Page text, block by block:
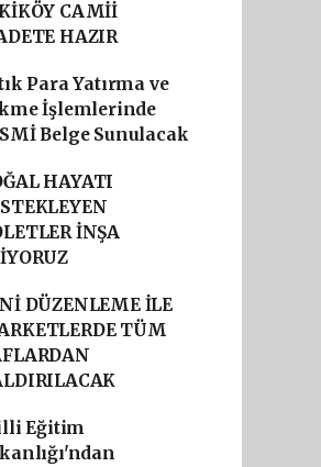
CAMİİ
HAZIR
Para Yatırma ve
İşlemlerinde
Belge Sunulacak
HAYATI
İNŞA
DÜZENLEME İLE
TÜM
Eğitim